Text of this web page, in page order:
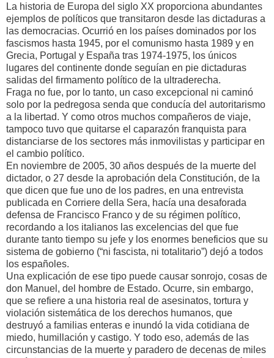
La historia de Europa del siglo XX proporciona abundantes
ejemplos de políticos que transitaron desde las dictaduras a
las democracias. Ocurrió en los países dominados por los
fascismos hasta 1945, por el comunismo hasta 1989 y en
Grecia, Portugal y España tras 1974-1975, los únicos
lugares del continente donde seguían en pie dictaduras
salidas del firmamento político de la ultraderecha.
Fraga no fue, por lo tanto, un caso excepcional ni caminó
solo por la pedregosa senda que conducía del autoritarismo
a la libertad. Y como otros muchos compañeros de viaje,
tampoco tuvo que quitarse el caparazón franquista para
distanciarse de los sectores más inmovilistas y participar en
el cambio político.
En noviembre de 2005, 30 años después de la muerte del
dictador, o 27 desde la aprobación dela Constitución, de la
que dicen que fue uno de los padres, en una entrevista
publicada en Corriere della Sera, hacía una desaforada
defensa de Francisco Franco y de su régimen político,
recordando a los italianos las excelencias del que fue
durante tanto tiempo su jefe y los enormes beneficios que su
sistema de gobierno (“ni fascista, ni totalitario”) dejó a todos
los españoles.
Una explicación de ese tipo puede causar sonrojo, cosas de
don Manuel, del hombre de Estado. Ocurre, sin embargo,
que se refiere a una historia real de asesinatos, tortura y
violación sistemática de los derechos humanos, que
destruyó a familias enteras e inundó la vida cotidiana de
miedo, humillación y castigo. Y todo eso, además de las
circunstancias de la muerte y paradero de decenas de miles